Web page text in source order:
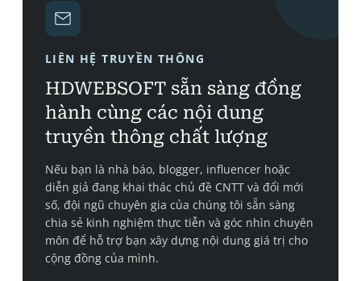
LIÊN HỆ TRUYỀN THÔNG
HDWEBSOFT sẵn sàng đồng
hành cùng các nội dung
truyền thông chất lượng
Nếu bạn là nhà báo, blogger, influencer hoặc
diễn giả đang khai thác chủ đề CNTT và đổi mới
số, đội ngũ chuyên gia của chúng tôi sẵn sàng
chia sẻ kinh nghiệm thực tiễn và góc nhìn chuyên
môn để hỗ trợ bạn xây dựng nội dung giá trị cho
cộng đồng của mình.